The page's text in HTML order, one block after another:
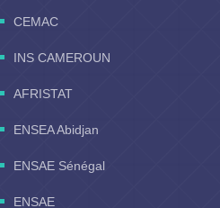
CEMAC
INS CAMEROUN
AFRISTAT
ENSEA Abidjan
ENSAE Sénégal
ENSAE